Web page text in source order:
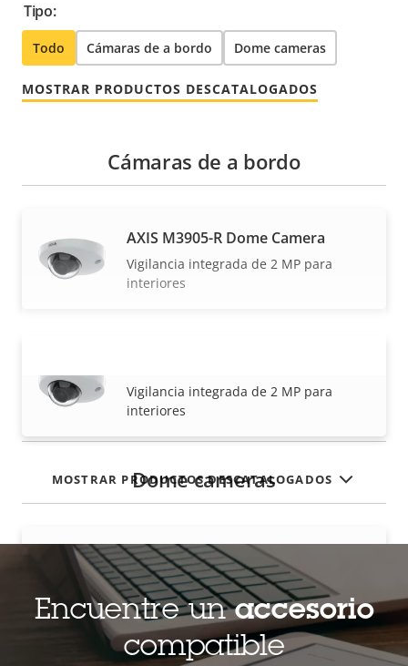
Tipo:
Todo Cámaras de a bordo Dome cameras
MOSTRAR PRODUCTOS DESCATALOGADOS
VISUALIZAR MÁS
Cámaras de a bordo
AXIS M3905-R Dome Camera
Vigilancia integrada de 2 MP para
interiores
Vigilancia integrada de 2 MP para
interiores
Dome cameras
AXIS M3905-R Dome Camera
Vigilancia integrada de 2 MP para
interiores
MOSTRAR PRODUCTOS DESCATALOGADOS
Encuentre unaccesorio
compatible